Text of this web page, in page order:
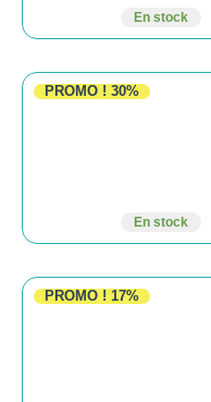
En stock
PROMO ! 30%
En stock
PROMO ! 17%